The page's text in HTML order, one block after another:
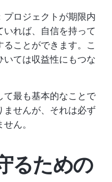
プロジェクトが期限内
れば、自信を持って
ことができます。こ
いては収益性にもつな
て最も基本的なことで
ませんが、それは必ず
ん。
るための